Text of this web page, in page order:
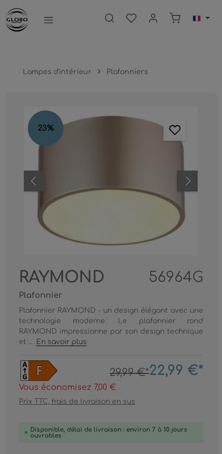
principal Le panier
Lampes d'intérieur Plafonniers
Ignorer la galerie d'images
23%
RAYMOND 56964G
Plafonnier
Plafonnier RAYMOND - un design élégant avec une
technologie moderne. Le plafonnier rond
RAYMOND impressionne par son design technique
et ...
En savoir plus
29,99 €*22,99 €*
Vous économisez 7,00 €
Prix TTC, frais de livraison en sus
Disponible, délai de livraison : environ 7 à 10 jours
ouvrables